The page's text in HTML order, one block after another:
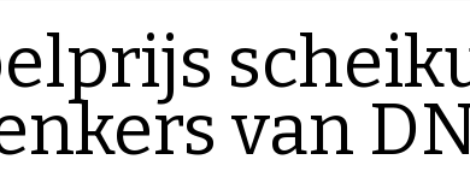
van